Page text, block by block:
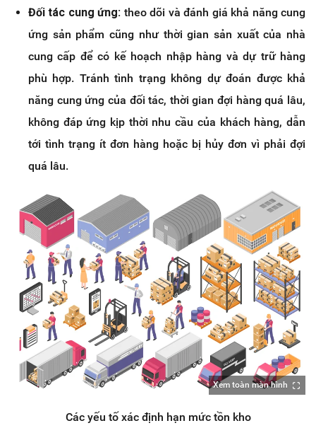
Đối tác cung ứng: theo dõi và đánh giá khả năng cung
ứng sản phẩm cũng như thời gian sản xuất của nhà
cung cấp để có kế hoạch nhập hàng và dự trữ hàng
phù hợp. Tránh tình trạng không dự đoán được khả
năng cung ứng của đối tác, thời gian đợi hàng quá lâu,
không đáp ứng kịp thời nhu cầu của khách hàng, dẫn
tới tình trạng ít đơn hàng hoặc bị hủy đơn vì phải đợi
quá lâu.
Xem toàn màn hình
Các yếu tố xác định hạn mức tồn kho